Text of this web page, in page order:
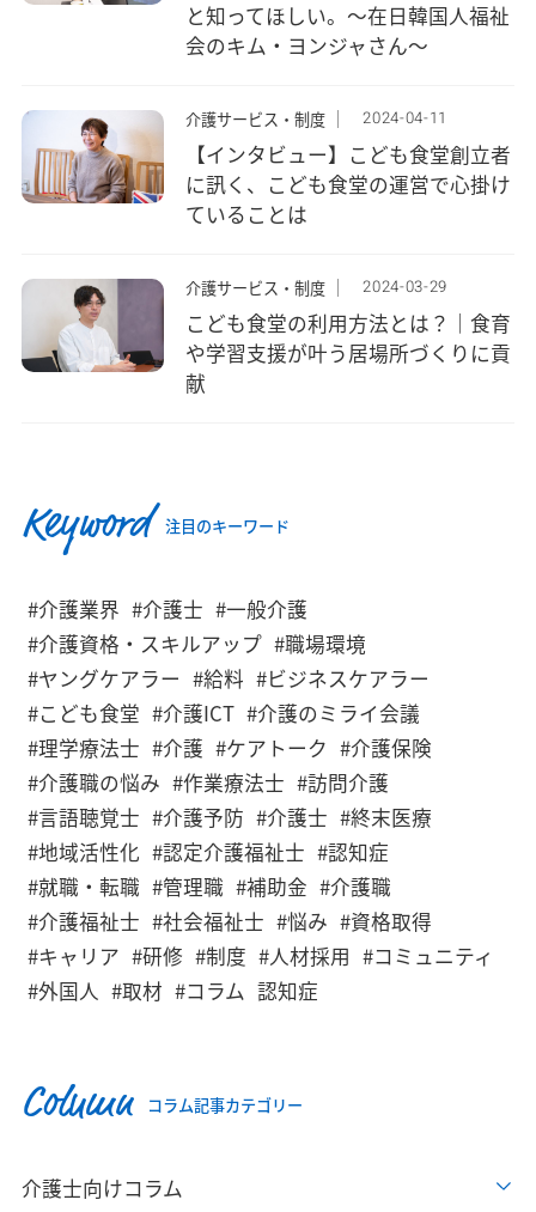
と知ってほしい。～在日韓国人福祉
会のキム・ヨンジャさん～
介護サービス・制度 2024-04-11
【インタビュー】こども食堂創立者
に訊く、こども食堂の運営で心掛け
ていることは
介護サービス・制度 2024-03-29
こども食堂の利用方法とは？｜食育
や学習支援が叶う居場所づくりに貢
献
Keyword 注目のキーワード
#介護業界 #介護士 #一般介護
#介護資格・スキルアップ #職場環境
#ヤングケアラー #給料 #ビジネスケアラー
#こども食堂 #介護ICT #介護のミライ会議
#理学療法士 #介護 #ケアトーク #介護保険
#介護職の悩み #作業療法士 #訪問介護
#言語聴覚士 #介護予防 #介護士 #終末医療
#地域活性化 #認定介護福祉士 #認知症
#就職・転職 #管理職 #補助金 #介護職
#介護福祉士 #社会福祉士 #悩み #資格取得
#キャリア #研修 #制度 #人材採用 #コミュニティ
#外国人 #取材 #コラム 認知症
Column コラム記事カテゴリー
介護士向けコラム